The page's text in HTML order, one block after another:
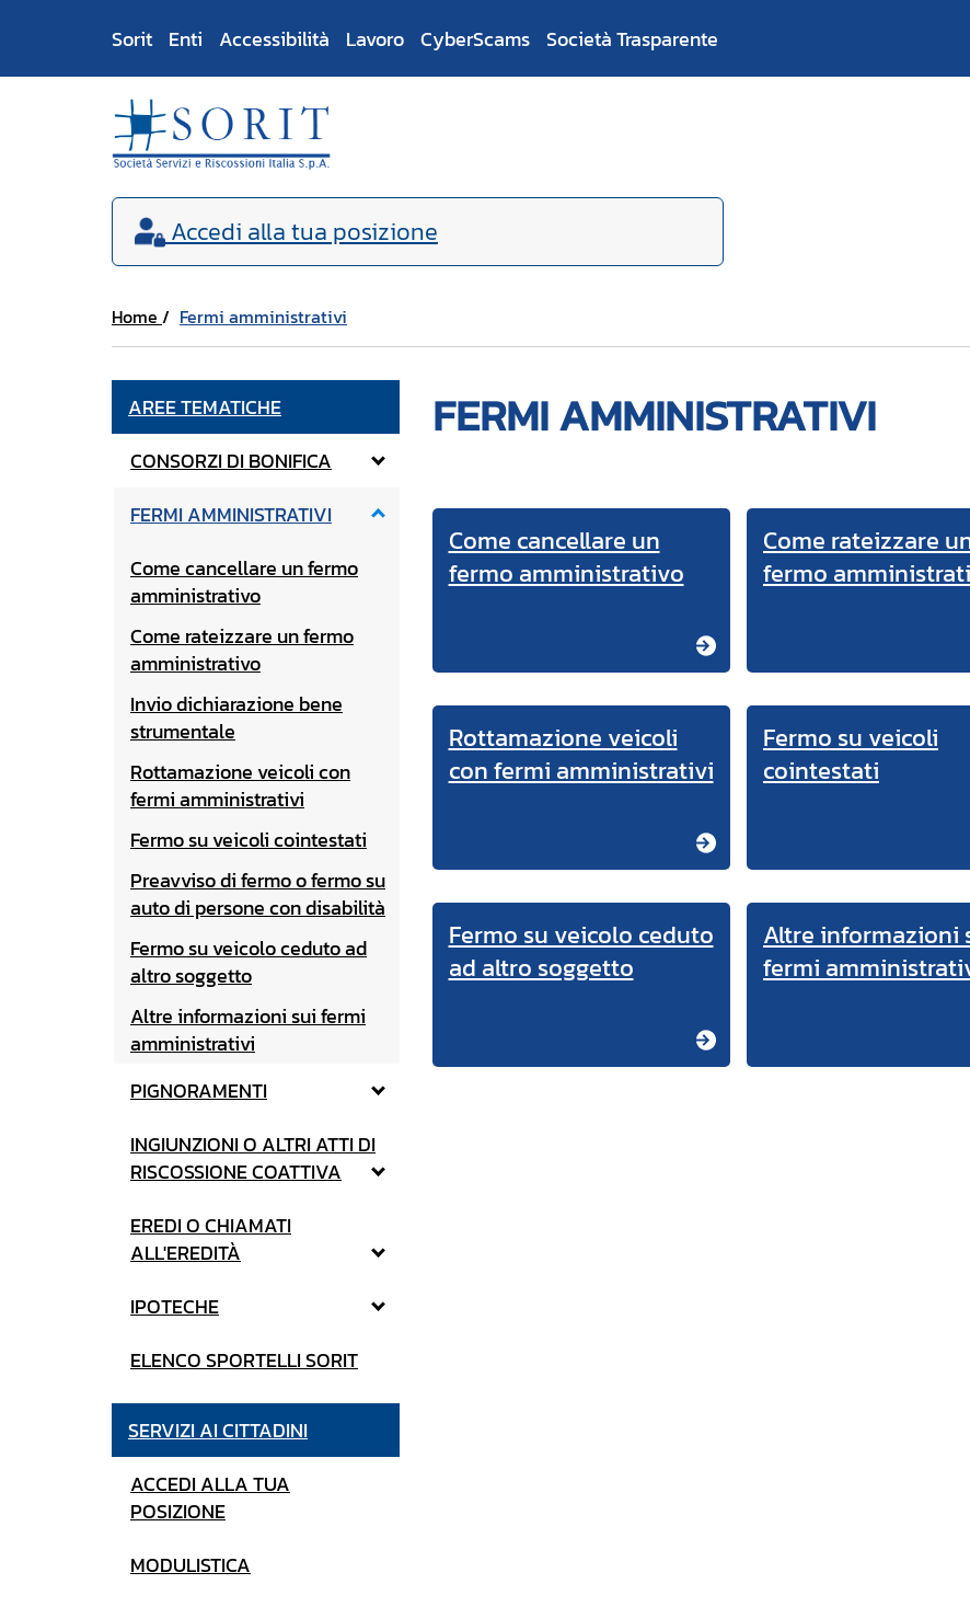
Sorit Enti Accessibilità Lavoro CyberScams Società Trasparente
Accedi alla tua posizione
Home Fermi amministrativi
AREE TEMATICHE
CONSORZI DI BONIFICA
FERMI AMMINISTRATIVI
Come cancellare un fermo
amministrativo
Come rateizzare un fermo
amministrativo
Invio dichiarazione bene
strumentale
Rottamazione veicoli con
fermi amministrativi
Fermo su veicoli cointestati
Preavviso di fermo o fermo su
auto di persone con disabilità
Fermo su veicolo ceduto ad
altro soggetto
Altre informazioni sui fermi
amministrativi
PIGNORAMENTI
INGIUNZIONI O ALTRI ATTI DI
RISCOSSIONE COATTIVA
EREDI O CHIAMATI
ALL'EREDITÀ
IPOTECHE
ELENCO SPORTELLI SORIT
SERVIZI AI CITTADINI
ACCEDI ALLA TUA
POSIZIONE
MODULISTICA
FERMI AMMINISTRATIVI
Come cancellare un
fermo amministrativo
Come rateizzare
fermo
Rottamazione veicoli
con fermi amministrativi
Fermo su veicoli
cointestati
Fermo su veicolo ceduto
ad altro soggetto
Altre informazioni
fermi